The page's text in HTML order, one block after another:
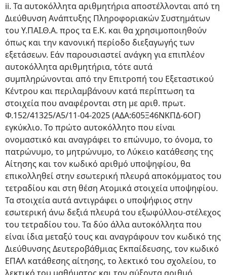
ii. Τα αυτοκόλλητα αριθμητήρια αποστέλλονται από τη
Διεύθυνση Ανάπτυξης Πληροφοριακών Συστημάτων
του Υ.ΠΑΙ.Θ.Α. προς τα Ε.Κ. και θα χρησιμοποιηθούν
όπως και την κανονική περίοδο διεξαγωγής των
εξετάσεων. Εάν παρουσιαστεί ανάγκη για επιπλέον
αυτοκόλλητα αριθμητήρια, τότε αυτά
συμπληρώνονται από την Επιτροπή του Εξεταστικού
Κέντρου και περιλαμβάνουν κατά περίπτωση τα
στοιχεία που αναφέρονται στη με αριθ. πρωτ.
Φ.152/41325/Α5/11-04-2025 (ΑΔΑ:605Ξ46ΝΚΠΔ-6ΟΓ)
εγκύκλιο. Το πρώτο αυτοκόλλητο που είναι
ονομαστικό και αναγράφει το επώνυμο, το όνομα, το
πατρώνυμο, το μητρώνυμο, το Λύκειο κατάθεσης της
Αίτησης και τον κωδικό αριθμό υποψηφίου, θα
επικολληθεί στην εσωτερική πλευρά αποκόμματος του
τετραδίου και στη θέση Ατομικά στοιχεία υποψηφίου.
Τα στοιχεία αυτά αντιγράφει ο υποψήφιος στην
εσωτερική άνω δεξιά πλευρά του εξωφύλλου-στέλεχος
του τετραδίου του. Τα δύο άλλα αυτοκόλλητα που
είναι ίδια μεταξύ τους και αναγράφουν τον κωδικό της
Διεύθυνσης Δευτεροβάθμιας Εκπαίδευσης, τον κωδικό
ΕΠΑΛ κατάθεσης αίτησης, το λεκτικό του σχολείου, το